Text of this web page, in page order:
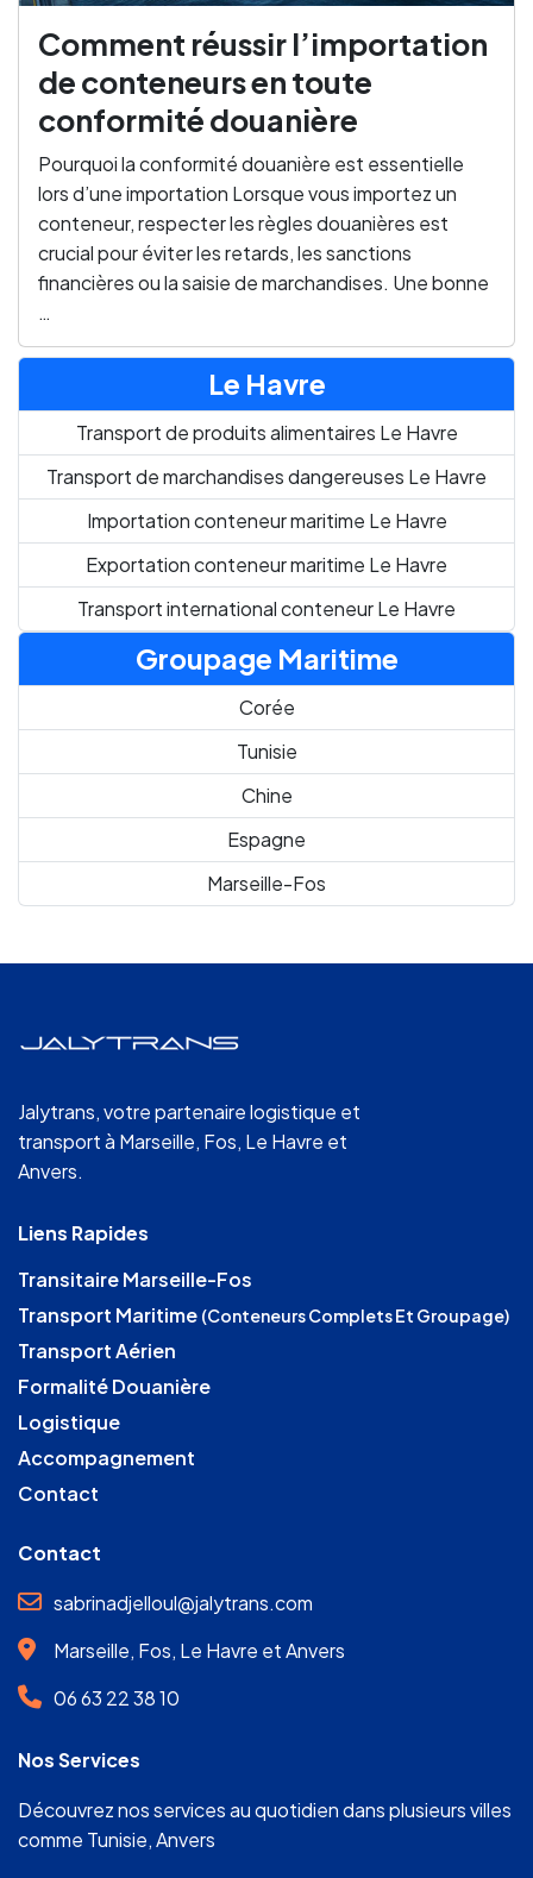
Comment réussir l’importation
de conteneurs en toute
conformité douanière
Pourquoi la conformité douanière est essentielle
lors d’une importation Lorsque vous importez un
conteneur, respecter les règles douanières est
crucial pour éviter les retards, les sanctions
financières ou la saisie de marchandises. Une bonne
…
Le Havre
Transport de produits alimentaires Le Havre
Transport de marchandises dangereuses Le Havre
Importation conteneur maritime Le Havre
Exportation conteneur maritime Le Havre
Transport international conteneur Le Havre
Groupage Maritime
Corée
Tunisie
Chine
Espagne
Marseille-Fos
Jalytrans, votre partenaire logistique et
transport à Marseille, Fos, Le Havre et
Anvers.
Liens Rapides
Transitaire Marseille-Fos
Transport Maritime (Conteneurs Complets Et Groupage)
Transport Aérien
Formalité Douanière
Logistique
Accompagnement
Contact
Contact
sabrinadjelloul@jalytrans.com
Marseille, Fos, Le Havre et Anvers
06 63 22 38 10
Nos Services
Découvrez nosservicesau quotidien dans plusieursvilles
comme Tunisie,Anvers